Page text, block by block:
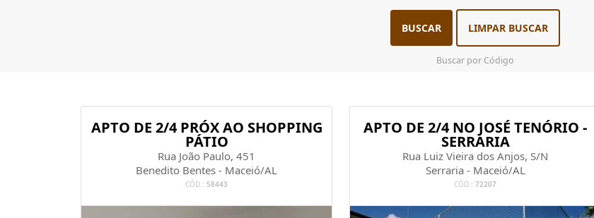
BUSCAR LIMPAR BUSCAR
Buscar por Código
APTO DE 2/4 PRÓX AO SHOPPING
PÁTIO
Rua João Paulo, 451
Benedito Bentes - Maceió/AL
CÓD.: 58443
APTO DE 2/4 NO JOSÉ TENÓRIO -
SERRARIA
Rua Luiz Vieira dos Anjos, S/N
Serraria - Maceió/AL
CÓD.: 72207